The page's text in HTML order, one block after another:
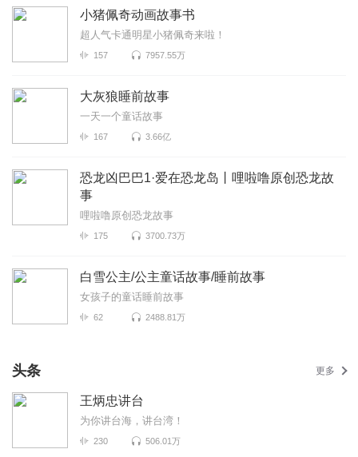
小猪佩奇动画故事书
超人气卡通明星小猪佩奇来啦！
157 7957.55万
大灰狼睡前故事
一天一个童话故事
167 3.66亿
恐龙凶巴巴1·爱在恐龙岛丨哩啦噜原创恐龙故
事
哩啦噜原创恐龙故事
175 3700.73万
白雪公主/公主童话故事/睡前故事
女孩子的童话睡前故事
62 2488.81万
头条 更多
王炳忠讲台
为你讲台海，讲台湾！
230 506.01万